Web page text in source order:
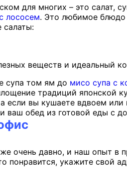
для многих – это салат,
лососем. Это любимое блюдо
салаты:
веществ и идеальный
супа том ям до мисо супа с
традиций японской
если вы кушаете вдвоем
ваш обед из готовой еды с
очень давно, и наш опыт в
понравится, укажите